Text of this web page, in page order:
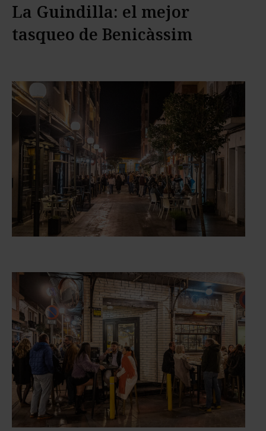
La Guindilla: el mejor
tasqueo de Benicàssim